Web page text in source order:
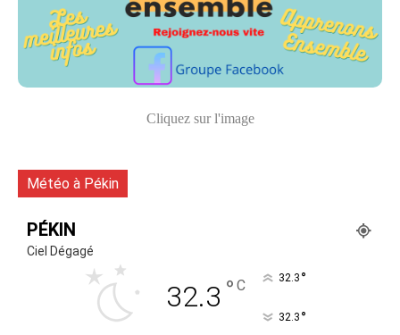
Cliquez sur l'image
Météo à Pékin
PÉKIN
Ciel Dégagé
32.3 ° C 32.3 °
32.3 °